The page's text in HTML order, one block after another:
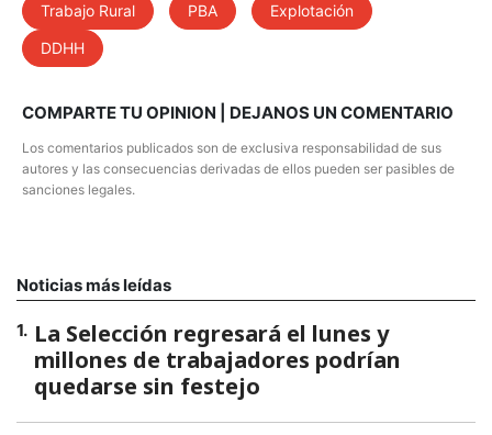
Trabajo Rural PBA
Explotación
DDHH
COMPARTE TU OPINION | DEJANOS UN COMENTARIO
Los comentarios publicados son de exclusiva responsabilidad de sus
autores y las consecuencias derivadas de ellos pueden ser pasibles de
sanciones legales.
Noticias más leídas
1. La Selección regresará el lunes y
millones de trabajadores podrían
quedarse sin festejo